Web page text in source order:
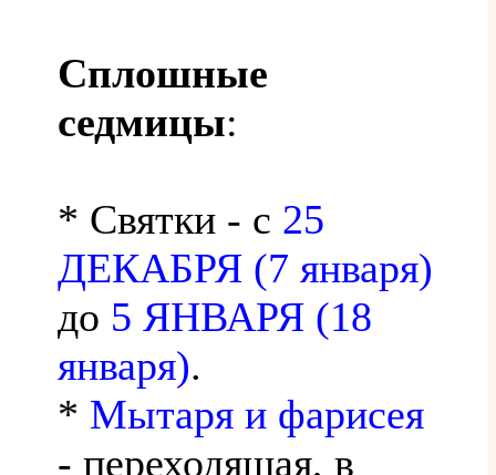
Сплошные
седмицы:
* Святки - с 25
ДЕКАБРЯ (7 января)
до 5 ЯНВАРЯ (18
января).
* Мытаря и фарисея
- переходящая, в